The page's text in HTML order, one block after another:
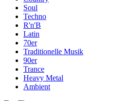
Soul
Techno
R'n'B
Latin
70er
Traditionelle Musik
90er
Trance
Heavy Metal
Ambient